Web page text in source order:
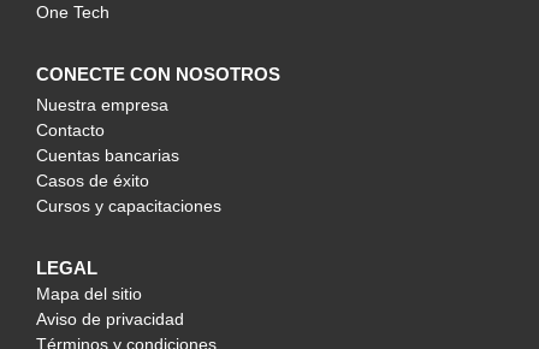
One Tech
CONECTE CON NOSOTROS
Nuestra empresa
Contacto
Cuentas bancarias
Casos de éxito
Cursos y capacitaciones
LEGAL
Mapa del sitio
Aviso de privacidad
Términos y condiciones